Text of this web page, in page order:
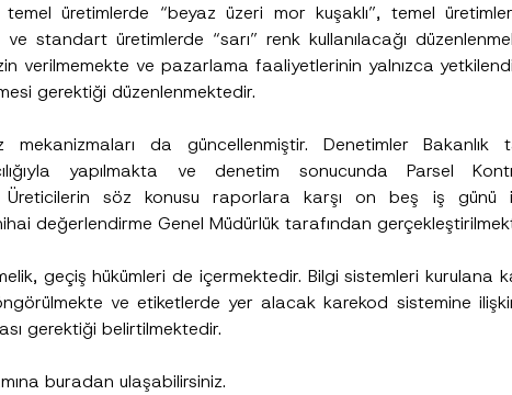
üretimlerde “beyaz üzeri mor kuşaklı”, temel
ve standart üretimlerde “sarı” renk kullanılacağı
verilmemekte ve pazarlama faaliyetlerinin yalnızca
gerektiği düzenlenmektedir.
da güncellenmiştir. Denetimler Bakanlık
yapılmakta ve denetim sonucunda Parsel
Üreticilerin söz konusu raporlara karşı on beş iş günü
değerlendirme Genel Müdürlük tarafından
geçiş hükümleri de içermektedir. Bilgi sistemleri kurulana
ve etiketlerde yer alacak karekod sistemine
gerektiği belirtilmektedir.
buradan ulaşabilirsiniz.
Telefon Numarası*
ilgili aydınlatma metni ni okudum ve anladım.
nde açıklanan şekilde kişisel verilerimin işlenmesine izin veriyorum.
GÖNDER